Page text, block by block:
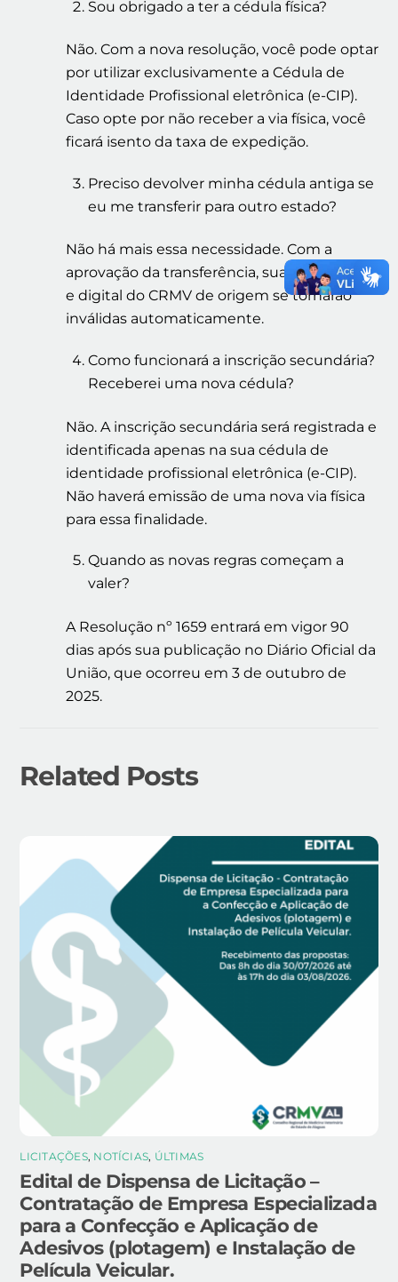
Sou obrigado a ter a cédula física?
Não. Com a nova resolução, você pode optar
por utilizar exclusivamente a Cédula de
Identidade Profissional eletrônica (e-CIP).
Caso opte por não receber a via física, você
ficará isento da taxa de expedição.
Preciso devolver minha cédula antiga se
eu me transferir para outro estado?
Não há mais essa necessidade. Com a
aprovação da transferência, sua cédula física
e digital do CRMV de origem se tornarão
inválidas automaticamente.
Como funcionará a inscrição secundária?
Receberei uma nova cédula?
Não. A inscrição secundária será registrada e
identificada apenas na sua cédula de
identidade profissional eletrônica (e-CIP).
Não haverá emissão de uma nova via física
para essa finalidade.
Quando as novas regras começam a
valer?
A Resolução nº 1659 entrará em vigor 90
dias após sua publicação no Diário Oficial da
União, que ocorreu em 3 de outubro de
2025.
Related Posts
LICITAÇÕES, NOTÍCIAS, ÚLTIMAS
Edital de Dispensa de Licitação –
Contratação de Empresa Especializada
para a Confecção e Aplicação de
Adesivos (plotagem) e Instalação de
Película Veicular.